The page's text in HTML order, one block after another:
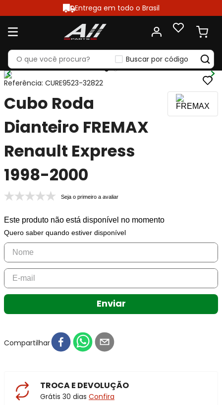
Entrega em todo o Brasil
Buscar por código
Referência: CURE9523-32822
Cubo Roda
Dianteiro FREMAX
Renault Express
1998-2000
Seja o primeiro a avaliar
Este produto não está disponível no momento
Quero saber quando estiver disponível
Enviar
Compartilhar
TROCA E DEVOLUÇÃO
Grátis 30 dias Confira